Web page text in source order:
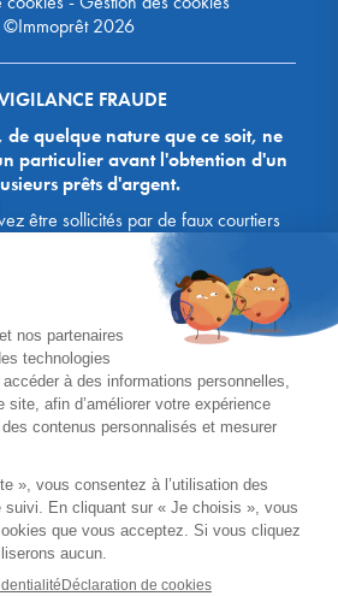
©Immoprêt 2026
FRAUDE
de quelque nature que ce soit, ne
particulier avant l'obtention d'un
prêts d'argent.
être sollicités par de faux courtiers
qui vous proposent de bénéficier de
de transmettre des documents,
bancaires, etc. Soyez vigilants :
jamais à ses clients de virer sur ses
prêtées par les banques, à l'exception
Les courtiers Ace Crédit /
toujours d'une adresse mail
ou xxxx@immopret.fr.
pouvant varier selon votre région et
pour un montant emprunté de 200 000 €.
% et TAEG fixe (hors frais) de 3.21 % (taux
de 0,36%) sur 15 ans. 180 mensualités de
d'assurance). Coût total du crédit (hors frais) :
total dû (hors frais) : 256 820,53 €.